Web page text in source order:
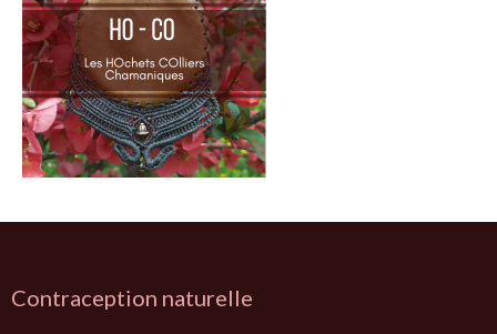
Contraception naturelle